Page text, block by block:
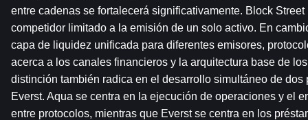
entre cadenas se fortalecerá significativamente. Block
competidor limitado a la emisión de un solo activo. En
capa de liquidez unificada para diferentes emisores,
acerca a los canales financieros y la arquitectura base de
distinción también radica en el desarrollo simultáneo de dos
Everst. Aqua se centra en la ejecución de operaciones y el
entre protocolos, mientras que Everst se centra en los